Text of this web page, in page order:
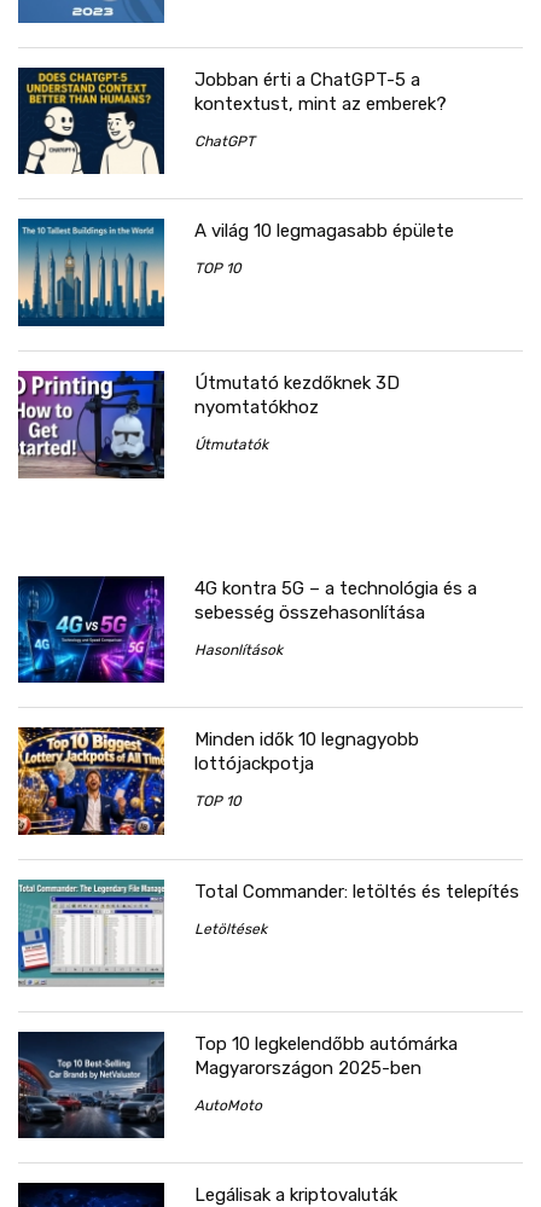
Jobban érti a ChatGPT-5 a
kontextust, mint az emberek?
ChatGPT
A világ 10 legmagasabb épülete
TOP 10
Útmutató kezdőknek 3D
nyomtatókhoz
Útmutatók
4G kontra 5G – a technológia és a
sebesség összehasonlítása
Hasonlítások
Minden idők 10 legnagyobb
lottójackpotja
TOP 10
Total Commander: letöltés és telepítés
Letöltések
Top 10 legkelendőbb autómárka
Magyarországon 2025-ben
AutoMoto
Legálisak a kriptovaluták